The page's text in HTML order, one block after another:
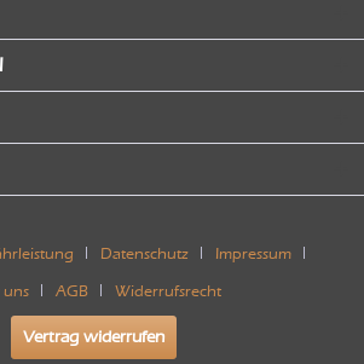
Datenschutz Impressum
uns AGB Widerrufsrecht
Vertrag widerrufen